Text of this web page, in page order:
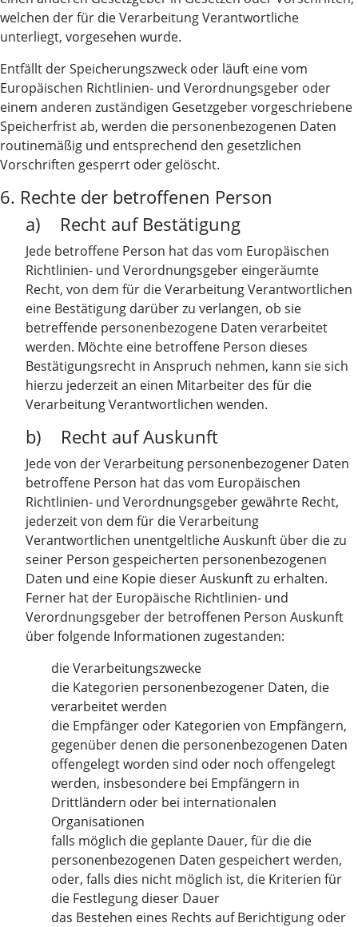
welchen der für die Verarbeitung Verantwortliche
unterliegt, vorgesehen wurde.
Entfällt der Speicherungszweck oder läuft eine vom
Europäischen Richtlinien- und Verordnungsgeber oder
einem anderen zuständigen Gesetzgeber vorgeschriebene
Speicherfrist ab, werden die personenbezogenen Daten
routinemäßig und entsprechend den gesetzlichen
Vorschriften gesperrt oder gelöscht.
6. Rechte der betroffenen Person
a) Recht auf Bestätigung
Jede betroffene Person hat das vom Europäischen
Richtlinien- und Verordnungsgeber eingeräumte
Recht, von dem für die Verarbeitung Verantwortlichen
eine Bestätigung darüber zu verlangen, ob sie
betreffende personenbezogene Daten verarbeitet
werden. Möchte eine betroffene Person dieses
Bestätigungsrecht in Anspruch nehmen, kann sie sich
hierzu jederzeit an einen Mitarbeiter des für die
Verarbeitung Verantwortlichen wenden.
b) Recht auf Auskunft
Jede von der Verarbeitung personenbezogener Daten
betroffene Person hat das vom Europäischen
Richtlinien- und Verordnungsgeber gewährte Recht,
jederzeit von dem für die Verarbeitung
Verantwortlichen unentgeltliche Auskunft über die zu
seiner Person gespeicherten personenbezogenen
Daten und eine Kopie dieser Auskunft zu erhalten.
Ferner hat der Europäische Richtlinien- und
Verordnungsgeber der betroffenen Person Auskunft
über folgende Informationen zugestanden:
die Verarbeitungszwecke
die Kategorien personenbezogener Daten, die
verarbeitet werden
die Empfänger oder Kategorien von Empfängern,
gegenüber denen die personenbezogenen Daten
offengelegt worden sind oder noch offengelegt
werden, insbesondere bei Empfängern in
Drittländern oder bei internationalen
Organisationen
falls möglich die geplante Dauer, für die die
personenbezogenen Daten gespeichert werden,
oder, falls dies nicht möglich ist, die Kriterien für
die Festlegung dieser Dauer
das Bestehen eines Rechts auf Berichtigung oder